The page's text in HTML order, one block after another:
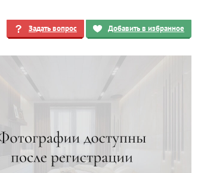
Задать вопрос Добавить в избранное